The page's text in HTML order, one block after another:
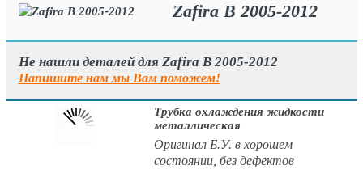
Zafira B 2005-2012
Не нашли деталей для Zafira B 2005-2012
Напишите нам мы Вам поможем!
Трубка охлаждения жидкости
металлическая
Оригинал Б.У. в хорошем
состоянии, без дефектов